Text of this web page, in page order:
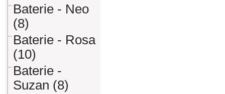
Baterie - Neo
(8)
Baterie - Rosa
(10)
Baterie -
Suzan (8)